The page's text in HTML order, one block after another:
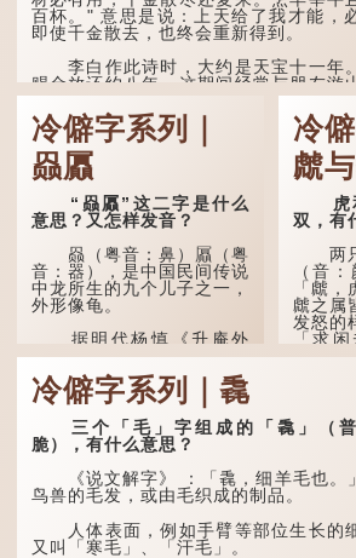
百杯。" 意思是说：上天给了我才能，
即使千金散去，也终会重新得到。
李白作此诗时，大约是天宝十一年
赐金放还约八年，这期间经常与朋友游
露出怀...
冷僻字系列｜
赑屭
“赑屭”这二字是什么
意思？又怎样发音？
赑（粤音：鼻）屭（粤
音：器），是中国民间传说
中龙所生的九个儿子之一，
外形像龟。
据明代杨慎《升庵外
集》记载，龙生九子的次序
排列为：赑屭、螭吻、蒲
牢、狴犴、饕餮、蚣蝮、睚
眦、狻猊、椒图（此为其中
一种说法）。
龙九子外形与能力各有
不同，其中，赑屭原形像
龟，因为能负重，多作为碑
座，有“碑下...
冷
虤
虎和
双，有
两只
（音
「虤
虤之属
发怒的
「求
虤」之
（音：
「豕」
说「豩
群乱...
冷僻字系列｜毳
三个「毛」字组成的「毳」（普
脆），有什么意思？
《说文解字》 ：「毳，细羊毛也。
鸟兽的毛发，或由毛织成的制品。
人体表面，例如手臂等部位生长的细
又叫「寒毛」、「汗毛」。